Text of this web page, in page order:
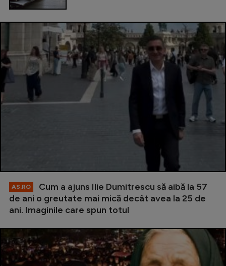
AS.RO
Cum a ajuns Ilie Dumitrescu să aibă la 57
de ani o greutate mai mică decât avea la 25 de
ani. Imaginile care spun totul